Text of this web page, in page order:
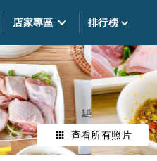
店家專區 排行榜
查看所有照片